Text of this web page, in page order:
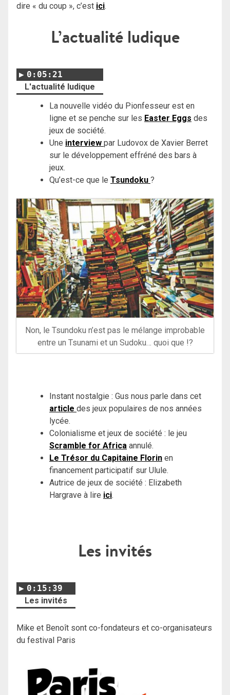
dire « du coup », c’est ici.
L’actualité ludique
0:05:21
L'actualité ludique
La nouvelle vidéo du Pionfesseur est en
ligne et se penche sur les Easter Eggs des
jeux de société.
Une interview par Ludovox de Xavier Berret
sur le développement effréné des bars à
jeux.
Qu’est-ce que le Tsundoku ?
Non, le Tsundoku n’est pas le mélange improbable
entre un Tsunami et un Sudoku… quoi que !?
Instant nostalgie : Gus nous parle dans cet
article des jeux populaires de nos années
lycée.
Colonialisme et jeux de société : le jeu
Scramble for Africa annulé.
Le Trésor du Capitaine Florin en
financement participatif sur Ulule.
Autrice de jeux de société : Elizabeth
Hargrave à lire ici.
Les invités
0:15:39
Les invités
Mike et Benoît sont co-fondateurs et co-organisateurs
du festival Paris